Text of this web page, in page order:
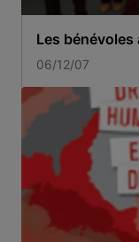
Les bénévoles
06/12/07